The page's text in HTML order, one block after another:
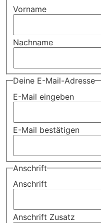
Vorname
Nachname
Deine E-Mail-Adresse
E-Mail eingeben
E-Mail bestätigen
Anschrift
Anschrift
Anschrift Zusatz